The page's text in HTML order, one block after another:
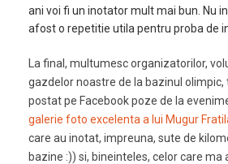
ani voi fi un inotator mult mai bun. Nu
afost o repetitie utila pentru proba de
La final, multumesc organizatorilor,
gazdelor noastre de la bazinul olimpic,
postat pe Facebook poze de la
galerie foto excelenta a lui Mugur
care au inotat, impreuna, sute de
bazine :)) si, bineinteles, celor care ma